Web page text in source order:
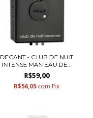
DECANT - CLUB DE NUIT
INTENSE MAN EAU DE...
R$59,00
R$56,05 com Pix